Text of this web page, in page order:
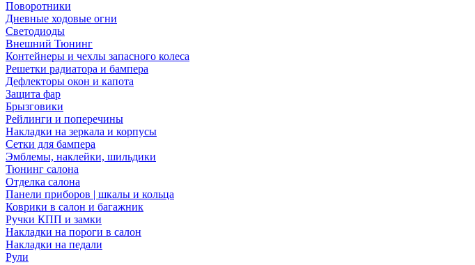
Поворотники
Дневные ходовые огни
Светодиоды
Внешний Тюнинг
Контейнеры и чехлы запасного колеса
Решетки радиатора и бампера
Дефлекторы окон и капота
Защита фар
Брызговики
Рейлинги и поперечины
Накладки на зеркала и корпусы
Сетки для бампера
Эмблемы, наклейки, шильдики
Тюнинг салона
Отделка салона
Панели приборов | шкалы и кольца
Коврики в салон и багажник
Ручки КПП и замки
Накладки на пороги в салон
Накладки на педали
Рули